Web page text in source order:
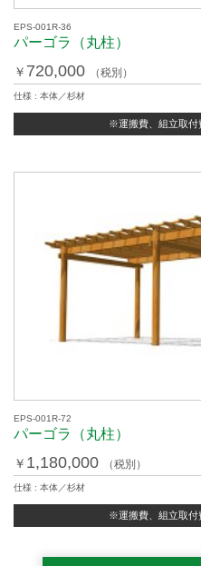
EPS-001R-36
パーゴラ（丸柱）
￥ 720,000 （税別）
仕様 : 本体／杉材
※運搬費、組立取付
EPS-001R-72
パーゴラ（丸柱）
￥ 1,180,000 （税別）
仕様 : 本体／杉材
※運搬費、組立取付